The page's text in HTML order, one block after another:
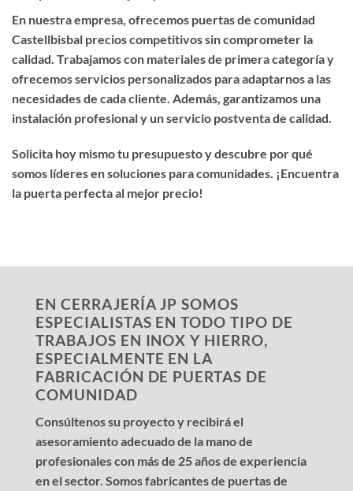
En nuestra empresa, ofrecemos puertas de comunidad
Castellbisbal precios competitivossin comprometer la
calidad. Trabajamos con materiales de primera categoría y
ofrecemos servicios personalizados para adaptarnos a las
necesidades de cada cliente. Además, garantizamos una
instalación profesional y un servicio postventa de calidad.
Solicita hoy mismo tu presupuesto y descubre por qué
somos líderes en soluciones para comunidades. ¡Encuentra
la puerta perfecta al mejor precio!
EN CERRAJERÍA JP SOMOS
ESPECIALISTAS EN TODO TIPO DE
TRABAJOS EN INOX Y HIERRO,
ESPECIALMENTE EN LA
FABRICACIÓN DE PUERTAS DE
COMUNIDAD
Consúltenos su proyecto y recibirá el
asesoramiento adecuado de la mano de
profesionales con más de 25 años de experiencia
en el sector. Somos fabricantes de puertas de